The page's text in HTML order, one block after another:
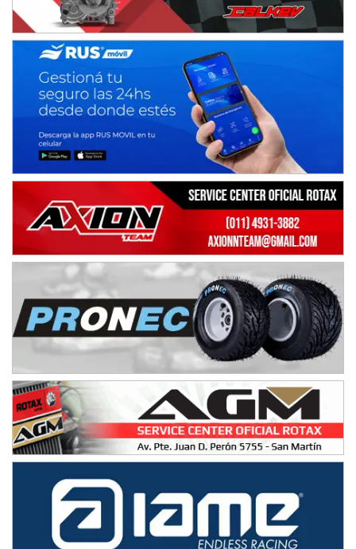
Avellaneda (Santa Fe)
SUR SANTAFESINO - F4
José Samuel Sánchez (Tierra)
Rufino (Santa Fe)
TUCUMANO - F5
El Timbó (Tucumán)